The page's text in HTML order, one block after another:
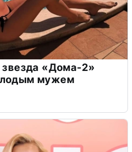
звезда «Дома-2»
мужем